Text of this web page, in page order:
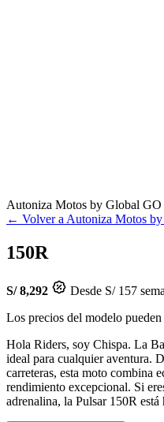
Autoniza Motos by Global GO
← Volver a Autoniza Motos
150R
S/ 8,292
Desde S/ 157
Los precios del modelo
Hola Riders, soy Chispa. La
ideal para cualquier aventura.
carreteras, esta moto combina
rendimiento excepcional. Si
adrenalina, la Pulsar 150R está